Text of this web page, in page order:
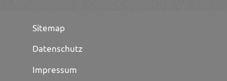
Sitemap
Datenschutz
Impressum